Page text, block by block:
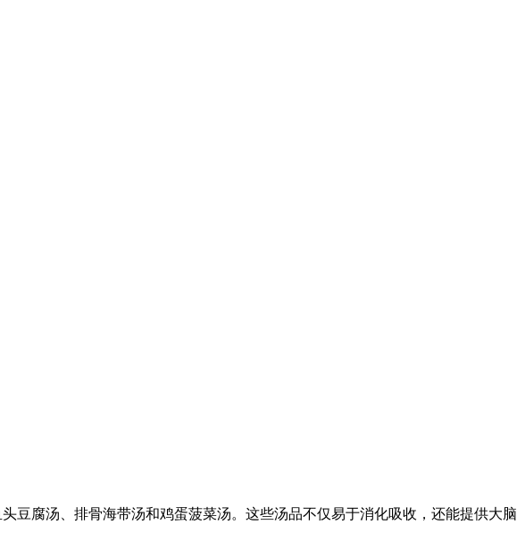
豆腐汤、排骨海带汤和鸡蛋菠菜汤。这些汤品不仅易于消化吸收，还能提供大脑